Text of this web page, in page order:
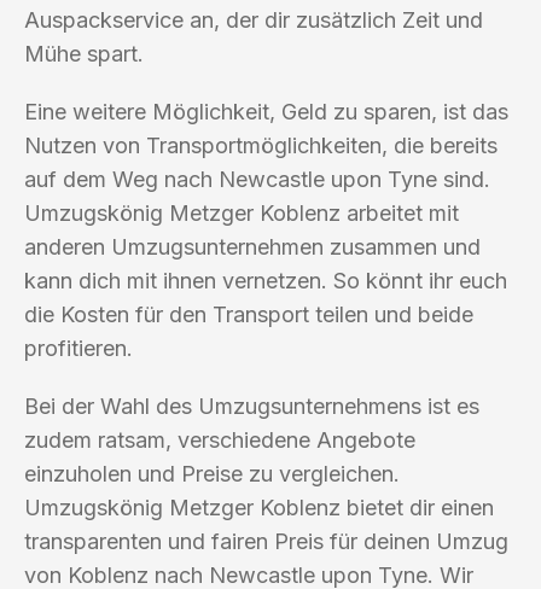
Auspackservice an, der dir zusätzlich Zeit und
Mühe spart.
Eine weitere Möglichkeit, Geld zu sparen, ist das
Nutzen von Transportmöglichkeiten, die bereits
auf dem Weg nach Newcastle upon Tyne sind.
Umzugskönig Metzger Koblenz arbeitet mit
anderen Umzugsunternehmen zusammen und
kann dich mit ihnen vernetzen. So könnt ihr euch
die Kosten für den Transport teilen und beide
profitieren.
Bei der Wahl des Umzugsunternehmens ist es
zudem ratsam, verschiedene Angebote
einzuholen und Preise zu vergleichen.
Umzugskönig Metzger Koblenz bietet dir einen
transparenten und fairen Preis für deinen Umzug
von Koblenz nach Newcastle upon Tyne. Wir